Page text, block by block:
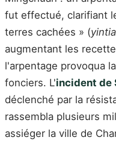
fut effectué, clarifiant
terres cachées » (
augmentant les
l'arpentage provoqua
fonciers. L'incident de
déclenché par la
rassembla plusieurs
assiéger la ville de